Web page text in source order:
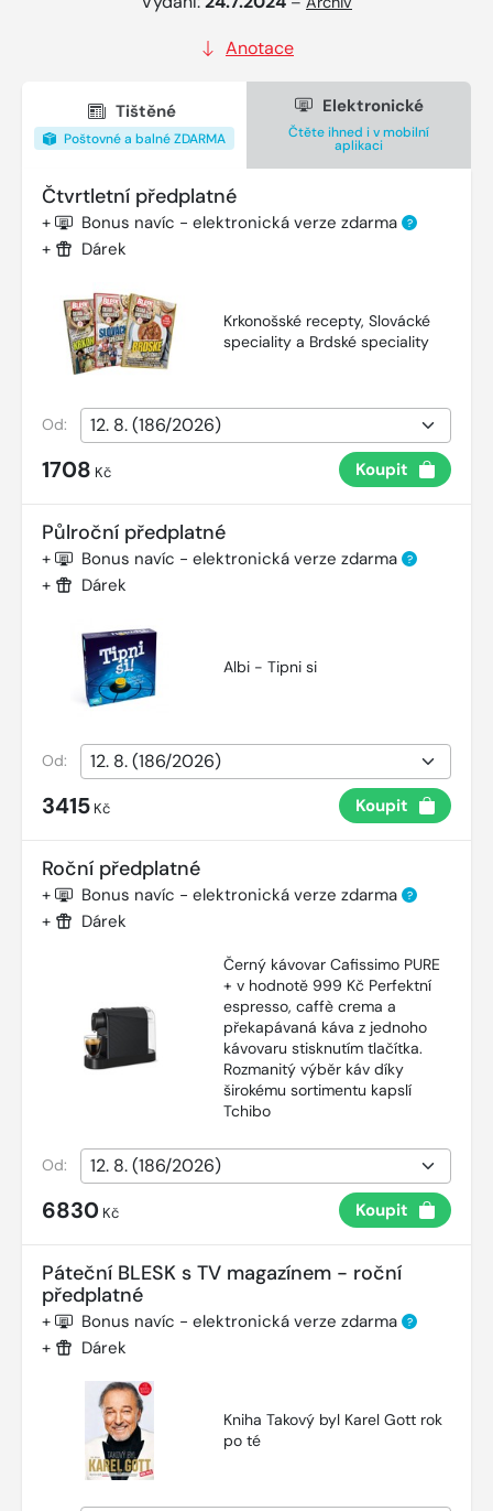
Anotace
Tištěné
Poštovné a balné ZDARMA
Elektronické
Čtěte ihned i v mobilní
aplikaci
Čtvrtletní předplatné
+ Bonus navíc - elektronická verze zdarma ?
+ Dárek
Krkonošské recepty, Slovácké
speciality a Brdské speciality
Od:
1708 Kč Koupit
Půlroční předplatné
+ Bonus navíc - elektronická verze zdarma ?
+ Dárek
Albi - Tipni si
Od:
3415 Kč Koupit
Roční předplatné
+ Bonus navíc - elektronická verze zdarma ?
+ Dárek
Černý kávovar Cafissimo PURE
+ v hodnotě 999 Kč Perfektní
espresso, caffè crema a
překapávaná káva z jednoho
kávovaru stisknutím tlačítka.
Rozmanitý výběr káv díky
širokému sortimentu kapslí
Tchibo
Od:
6830 Kč Koupit
Páteční BLESK s TV magazínem - roční
předplatné
+ Bonus navíc - elektronická verze zdarma ?
+ Dárek
Kniha Takový byl Karel Gott rok
po té